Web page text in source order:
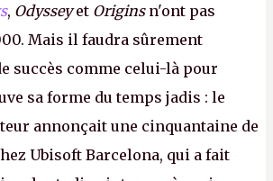
, Odysseyet Originsn'ont pas
Mais il faudra sûrement
succès comme celui-là pour
sa forme du temps jadis : le
annonçait une cinquantaine de
Ubisoft Barcelona, qui a fait